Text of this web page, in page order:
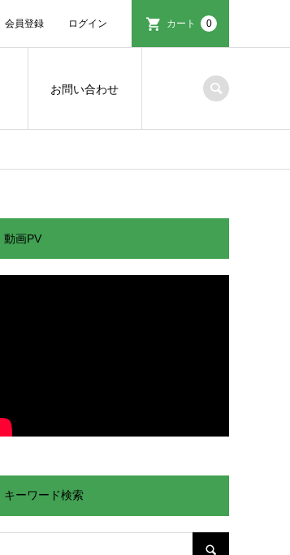
会員登録 ログイン カート 0
お問い合わせ
動画PV
キーワード検索